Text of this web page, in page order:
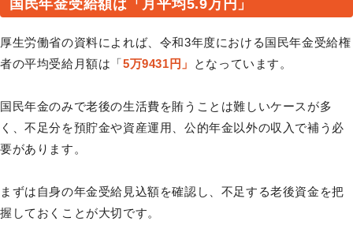
国民年金受給額は「月平均5.9万円」
厚生労働省の資料によれば、令和3年度における国民年金受給権
者の平均受給月額は「5万9431円」 となっています。
国民年金のみで老後の生活費を賄うことは難しいケースが多
く、不足分を預貯金や資産運用、公的年金以外の収入で補う必
要があります。
まずは自身の年金受給見込額を確認し、不足する老後資金を把
握しておくことが大切です。